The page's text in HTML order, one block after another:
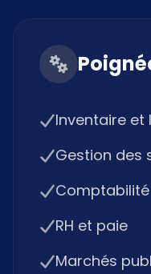
Inventaire et
Gestion des
RH et paie
Marchés